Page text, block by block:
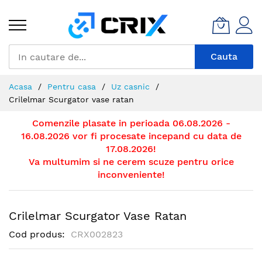
Continut
Cauta
Acasa Pentru casa
Uz casnic
Crilelmar Scurgator vase ratan
Comenzile plasate in perioada 06.08.2026 -
16.08.2026 vor fi procesate incepand cu data de
17.08.2026!
Va multumim si ne cerem scuze pentru orice
inconveniente!
Crilelmar Scurgator Vase Ratan
Cod produs CRX002823